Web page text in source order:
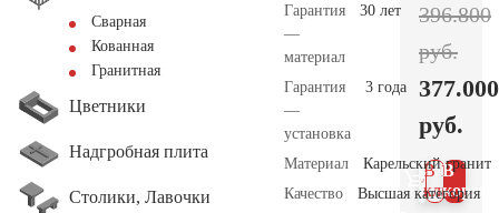
Сварная
Кованная
Гранитная
Цветники
Надгробная плита
Столики, Лавочки
Гарантия
—
материал
30 лет
Гарантия
—
установка
3 года
Материал
Карельский гранит
Качество
Высшая категория
396.800
руб.
377.000
руб.
В
В 1
клик